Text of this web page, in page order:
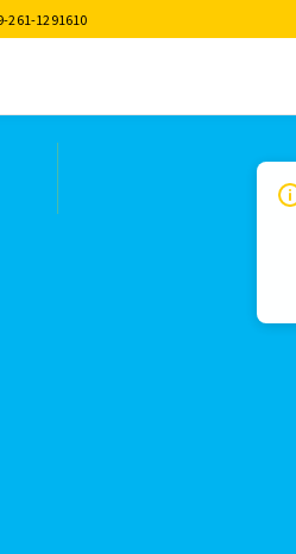
261-1291610